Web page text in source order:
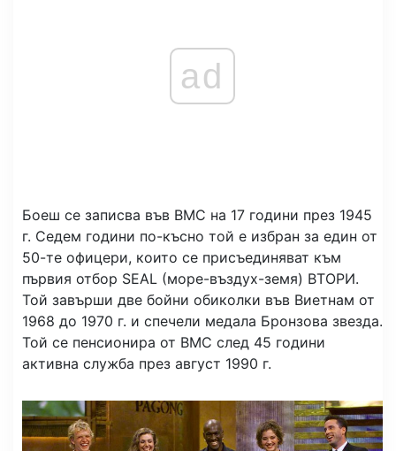
ad
Боеш се записва във ВМС на 17 години през 1945
г. Седем години по-късно той е избран за един от
50-те офицери, които се присъединяват към
първия отбор SEAL (море-въздух-земя) ВТОРИ.
Той завърши две бойни обиколки във Виетнам от
1968 до 1970 г. и спечели медала Бронзова звезда.
Той се пенсионира от ВМС след 45 години
активна служба през август 1990 г.